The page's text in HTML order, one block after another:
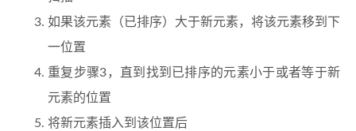
如果该元素（已排序）大于新元素，将该元素移到下
一位置
重复步骤3，直到找到已排序的元素小于或者等于新
元素的位置
将新元素插入到该位置后